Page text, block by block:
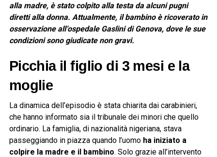
alla madre, è stato colpito alla testa da alcuni pugni
diretti alla donna. Attualmente, il bambino è ricoverato in
osservazione all’ospedale Gaslini di Genova, dove le sue
condizioni sono giudicate non gravi.
Picchia il figlio di 3 mesi e la
moglie
La dinamica dell’episodio è stata chiarita dai carabinieri,
che hanno informato sia il tribunale dei minori che quello
ordinario. La famiglia, di nazionalità nigeriana, stava
passeggiando in piazza quando l’uomo ha iniziato a
colpire la madre e il bambino. Solo grazie all’intervento